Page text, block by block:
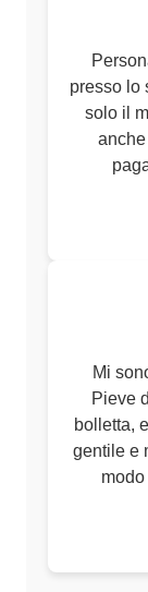
presso lo
solo il
Mi
Pieve
bolletta,
gentile e